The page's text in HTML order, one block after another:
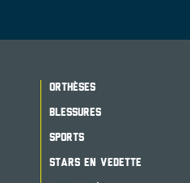
ORTHÈSES
BLESSURES
SPORTS
STARS EN VEDETTE